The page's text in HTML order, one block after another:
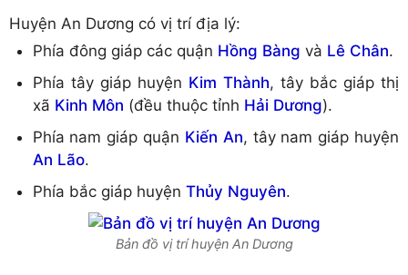
Huyện An Dương có vị trí địa lý:
Phía đông giáp các quận Hồng Bàng và Lê Chân.
Phía tây giáp huyện Kim Thành, tây bắc giáp thị
xã Kinh Môn (đều thuộc tỉnh Hải Dương).
Phía nam giáp quận Kiến An, tây nam giáp huyện
An Lão.
Phía bắc giáp huyện Thủy Nguyên.
Bản đồ vị trí huyện An Dương